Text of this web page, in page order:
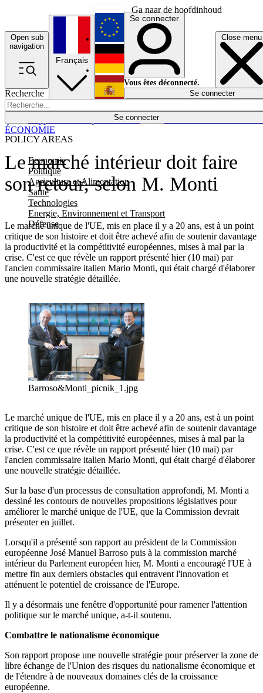
Ga naar de hoofdinhoud
Open sub
navigation
Close menu
Recherche
Se connecter
POLICY AREAS
Economie
Politique
Agriculture et Alimentation
Santé
Technologies
Energie, Environnement et Transport
Défense
Économie
Français
English
Deutsch
Español
Se connecter
Vous êtes déconnecté.
Se connecter
Le marché intérieur doit faire
son retour, selon M. Monti
Le marché unique de l'UE, mis en place il y a 20 ans, est à un point
critique de son histoire et doit être achevé afin de soutenir davantage
la productivité et la compétitivité européennes, mises à mal par la
crise. C'est ce que révèle un rapport présenté hier (10 mai) par
l'ancien commissaire italien Mario Monti, qui était chargé d'élaborer
une nouvelle stratégie détaillée.
ÉCONOMIE
Barroso&Monti_picnik_1.jpg
Le marché unique de l'UE, mis en place il y a 20 ans, est à un point
critique de son histoire et doit être achevé afin de soutenir davantage
la productivité et la compétitivité européennes, mises à mal par la
crise. C'est ce que révèle un rapport présenté hier (10 mai) par
l'ancien commissaire italien Mario Monti, qui était chargé d'élaborer
une nouvelle stratégie détaillée.
Sur la base d'un processus de consultation approfondi, M. Monti a
dessiné les contours de nouvelles propositions législatives pour
améliorer le marché unique de l'UE, que la Commission devrait
présenter en juillet.
Lorsqu'il a présenté son rapport au président de la Commission
européenne José Manuel Barroso puis à la commission marché
intérieur du Parlement européen hier, M. Monti a encouragé l'UE à
mettre fin aux derniers obstacles qui entravent l'innovation et
atténuent le potentiel de croissance de l'Europe.
Il y a désormais une fenêtre d'opportunité pour ramener l'attention
politique sur le marché unique, a-t-il soutenu.
Combattre le nationalisme économique
Son rapport propose une nouvelle stratégie pour préserver la zone de
libre échange de l'Union des risques du nationalisme économique et
de l'étendre à de nouveaux domaines clés de la croissance
européenne.